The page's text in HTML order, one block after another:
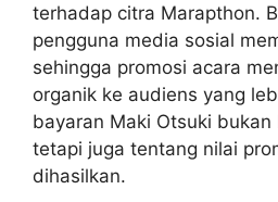
terhadap citra Marapthon.
pengguna media sosial
sehingga promosi acara
organik ke audiens yang
bayaran Maki Otsuki bukan
tetapi juga tentang nilai
dihasilkan.